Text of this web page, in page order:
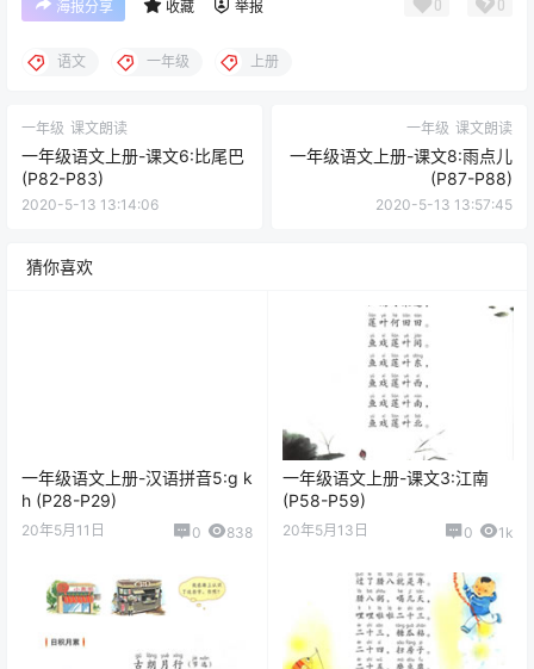
海报分享 收藏 举报 0 0
语文 一年级 上册
一年级 课文朗读
一年级语文上册-课文6:比尾巴
(P82-P83)
2020-5-13 13:14:06
一年级 课文朗读
一年级语文上册-课文8:雨点儿
(P87-P88)
2020-5-13 13:57:45
猜你喜欢
一年级语文上册-汉语拼音5:g k
h (P28-P29)
20年5月11日 0 838
一年级语文上册-课文3:江南
(P58-P59)
20年5月13日 0 1k